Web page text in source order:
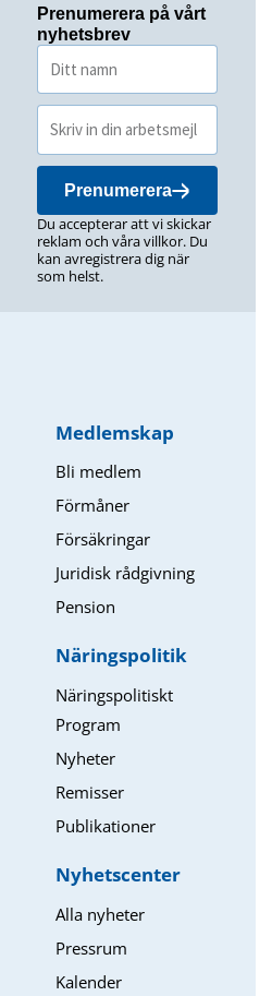
Prenumerera på vårt
nyhetsbrev
Prenumerera
Du accepterar att vi skickar
reklam och våra villkor. Du
kan avregistrera dig när
som helst.
Medlemskap
Bli medlem
Förmåner
Försäkringar
Juridisk rådgivning
Pension
Näringspolitik
Näringspolitiskt
Program
Nyheter
Remisser
Publikationer
Nyhetscenter
Alla nyheter
Pressrum
Kalender